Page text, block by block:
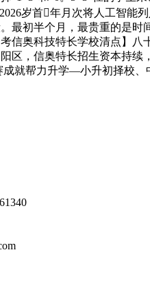
2026岁首年月次将人工智
最初半个月，最贵重的是
信奥科技特长学校清点】
区，信奥特长招生资本持
成就帮力升学—小升初择校